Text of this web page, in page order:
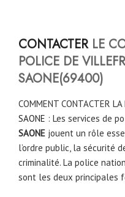
CONTACTERLE
POLICE DE
SAONE(69400)
COMMENT CONTACTER LA
SAONE : Les services de
SAONE jouent un rôle
l’ordre public, la sécurité
criminalité. La police
sont les deux principales